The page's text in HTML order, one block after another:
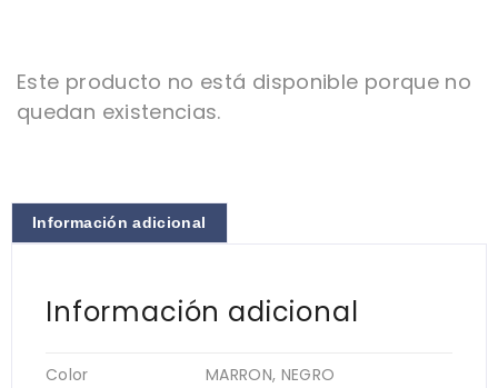
Este producto no está disponible porque no
quedan existencias.
Información adicional
Información adicional
Color
MARRON, NEGRO